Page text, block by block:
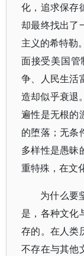
化，追求保存
却最终找出了
主义的希特勒
面接受美国管
争、人民生活
造却似乎衰退
遍性是无根的
的堕落；无条
多样性是愚昧
重特殊，在文
为什么要
是，各种文化
存的。在人类
不存在与其他